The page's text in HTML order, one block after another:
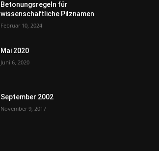
Betonungsregeln für
wissenschaftliche Pilznamen
Februar 10, 2024
Mai 2020
Juni 6, 2020
September 2002
November 9, 2017